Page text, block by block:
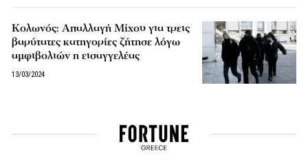
Κολωνός: Απαλλαγή Μίχου για τρεις
βαρύτατες κατηγορίες ζήτησε λόγω
αμφιβολιών η εισαγγελέας
13/03/2024